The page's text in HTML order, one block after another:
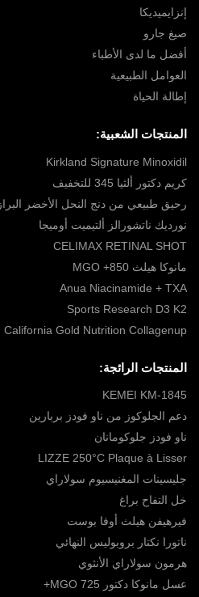
إنزايميديكا
صيغ جارو
أفضل ما لدى الأطباء
العوامل الطبيعية
إطالة الحياة
المنتجات الشعبية:
Kirkland Signature Minoxidil
كريم دكتور ألثيا 345 للتخفيف
رحيق طبيعي من دنج النحل الأخضر
نورديك ناتشورالز ألتيميت أوميجا
CELIMAX RETINAL SHOT
مانوكا هيلث 850+ MGO
Anua Niacinamide + TXA
Sports Research D3 K2
California Gold Nutrition Collagenup
المنتجات الرائجة:
KEMEI KM-1845
دعم الجلوكوز من ناو فودز بربارين
ناو فودز جلوكومانان
LIZZE 250°C Plaque à Lisser
جليسينات المغنيسيوم سولاراي
خل التفاح براغ
فيرهيفن هيلث أوفا بوست
ناتورا نكتار بروبوليس النهائي
هرمون سولاراي الأنثوي
عسل مانوكا دكتور MGO 725+